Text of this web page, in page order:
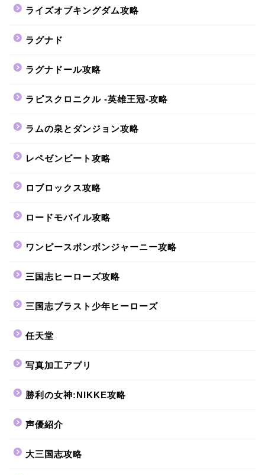
ライズオブキングダム攻略
ラグナド
ラグナドール攻略
ラピスクロニクル -英雄王冠-攻略
ラムの泉とダンジョン攻略
レペゼンビート攻略
ロブロックス攻略
ロードモバイル攻略
ワンピースボンボンジャーニー攻略
三国志ヒーローズ攻略
三国志ブラスト少年ヒーローズ
任天堂
写真加工アプリ
勝利の女神:NIKKE攻略
声優紹介
大三国志攻略